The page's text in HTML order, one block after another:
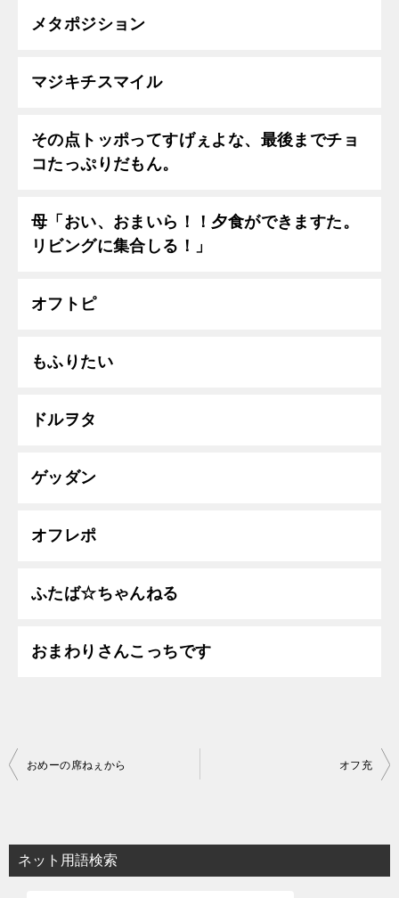
メタポジション
マジキチスマイル
その点トッポってすげぇよな、最後までチョ
コたっぷりだもん。
母「おい、おまいら！！夕食ができますた。
リビングに集合しる！」
オフトピ
もふりたい
ドルヲタ
ゲッダン
オフレポ
ふたば☆ちゃんねる
おまわりさんこっちです
投
ビ
ゲ
おめーの席ねぇから オフ充
ネット用語検索